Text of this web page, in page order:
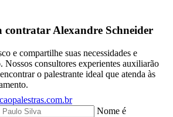
contratar Alexandre Schneider
e compartilhe suas necessidades e
Nossos consultores experientes auxiliarão
o palestrante ideal que atenda às
Nome é